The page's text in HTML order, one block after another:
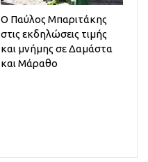
Ο Παύλος Μπαριτάκης
στις εκδηλώσεις τιμής
και μνήμης σε Δαμάστα
και Μάραθο